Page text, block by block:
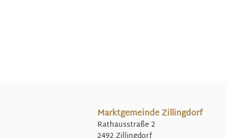
Marktgemeinde Zillingdorf
Rathausstraße 2